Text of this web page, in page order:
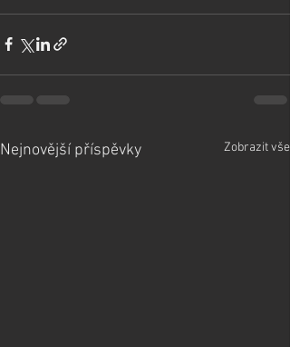
Nejnovější příspěvky Zobrazit vše